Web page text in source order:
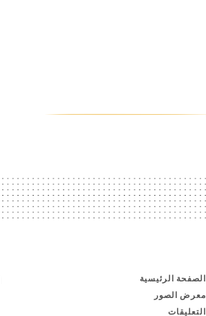
الصفحة الرئيسية
معرض الصور
التعليقات